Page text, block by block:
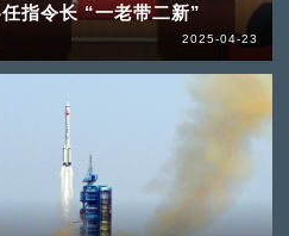
指令长 “一老带二新”
2025-04-23